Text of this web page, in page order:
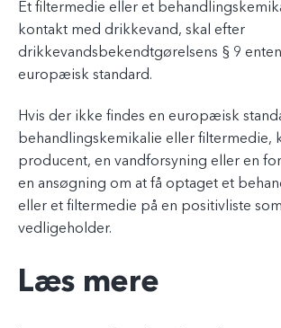
Et filtermedie eller et
kontakt med drikkevand, skal efter
drikkevandsbekendtgørelsens § 9
europæisk standard.
Hvis der ikke findes en europæisk
behandlingskemikalie eller filtermedie,
producent, en vandforsyning eller en
en ansøgning om at få optaget et
eller et filtermedie på en positivliste
vedligeholder.
Læs mere